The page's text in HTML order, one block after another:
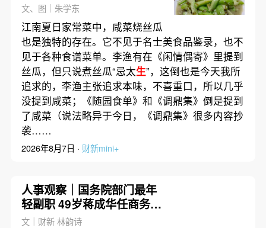
文、图｜朱学东
江南夏日家常菜中，咸菜烧丝瓜
也是独特的存在。它不见于名士美食品鉴录，也不
见于各种食谱菜单。李渔有在《闲情偶寄》里提到
丝瓜，但只说煮丝瓜“忌太生”，这倒也是今天我所
追求的，李渔主张追求本味，不喜重口，所以几乎
没提到咸菜；《随园食单》和《调鼎集》倒是提到
了咸菜（说法略异于今日，《调鼎集》很多内容抄
袭……
2026年8月7日 · 财新mini+
人事观察｜国务院部门最年
轻副职 49岁蒋成华任商务部
副部长
文｜财新 林韵诗